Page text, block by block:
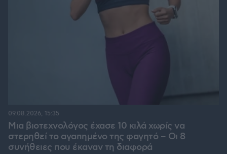
Μια βιοτεχνολόγος έχασε 10 κιλά χωρίς να
στερηθεί το αγαπημένο της φαγητό – Οι 8
συνήθειες που έκαναν τη διαφορά
09.08.2026, 15:35